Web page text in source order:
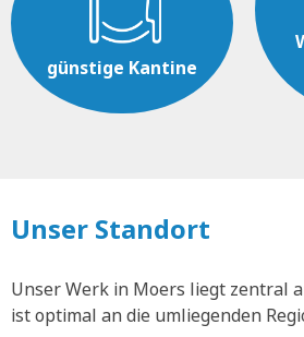
günstige Kantine
Unser Standort
Unser Werk in Moers liegt zentral
ist optimal an die umliegenden